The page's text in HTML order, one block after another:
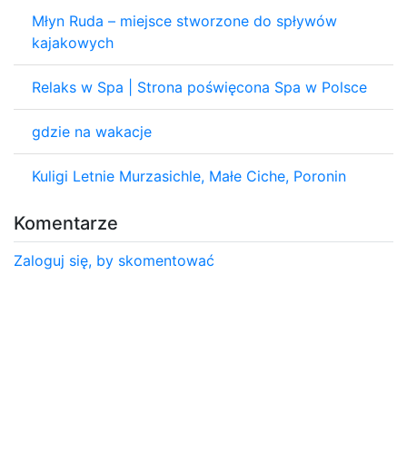
Młyn Ruda – miejsce stworzone do spływów
kajakowych
Relaks w Spa | Strona poświęcona Spa w Polsce
gdzie na wakacje
Kuligi Letnie Murzasichle, Małe Ciche, Poronin
Komentarze
Zaloguj się, by skomentować